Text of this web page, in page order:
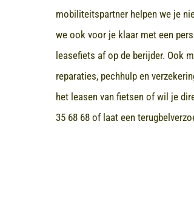
mobiliteitspartner helpen we je
we ook voor je klaar met een
leasefiets af op de berijder. Ook
reparaties, pechhulp en
het leasen van fietsen of wil je
35 68 68of laat een